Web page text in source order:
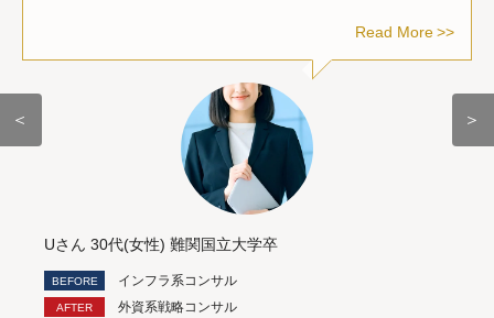
＜
Read More
Uさん 30代(女性) 難関国立大学卒
インフラ系コンサル
外資系戦略コンサル
＞